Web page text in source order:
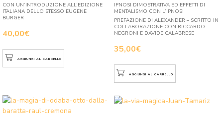
40,00€
CON UN’INTRODUZIONE ALL’EDIZIONE
ITALIANA DELLO STESSO EUGENE
BURGER
AGGIUNGI AL CARRELLO
35,00€
IPNOSI DIMOSTRATIVA ED EFFETTI DI
MENTALISMO CON L’IPNOSI
PREFAZIONE DI ALEXANDER – SCRITTO IN
COLLABORAZIONE CON RICCARDO
NEGRONI E DAVIDE CALABRESE
AGGIUNGI AL CARRELLO